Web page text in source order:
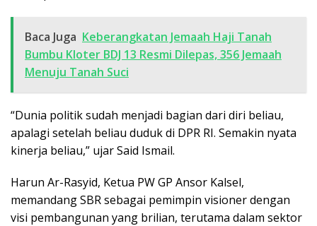
Baca Juga Keberangkatan Jemaah Haji Tanah
Bumbu Kloter BDJ 13 Resmi Dilepas, 356 Jemaah
Menuju Tanah Suci
“Dunia politik sudah menjadi bagian dari diri beliau,
apalagi setelah beliau duduk di DPR RI. Semakin nyata
kinerja beliau,” ujar Said Ismail.
Harun Ar-Rasyid, Ketua PW GP Ansor Kalsel,
memandang SBR sebagai pemimpin visioner dengan
visi pembangunan yang brilian, terutama dalam sektor